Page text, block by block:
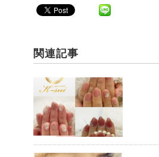
関連記事